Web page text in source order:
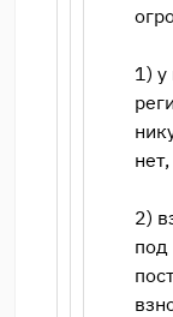
1) у
нет,
2)
под